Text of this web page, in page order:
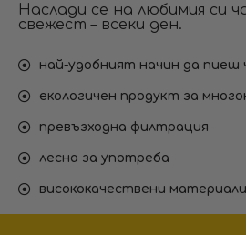
Наслади се на любимия си
свежест – всеки ден.
най-удобният начин да пиеш
екологичен продукт за
превъзходна филтрация
лесна за употреба
висококачествени материали